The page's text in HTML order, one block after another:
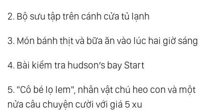
2. Bộ sưu tập trên cánh cửa tủ lạnh
3. Món bánh thịt và bữa ăn vào lúc hai giờ sáng
4. Bài kiểm tra hudson’s bay Start
5. "Cô bé lọ lem", nhân vật chú heo con và một
nửa câu chuyện cười với giá 5 xu